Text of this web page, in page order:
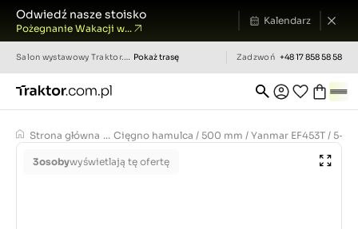
Odwiedź nasze stoisko
Pożegnanie Wakacji w...
Kalendarz
Salon wystawowy Traktor.com.pl Pokaż trasę Zadzwoń +48 17 858 58 58
Strona główna ... Cięgno hamulca / 500 mm / Yanmar EF453T / 5-
3osobywyświetlają tę ofertę